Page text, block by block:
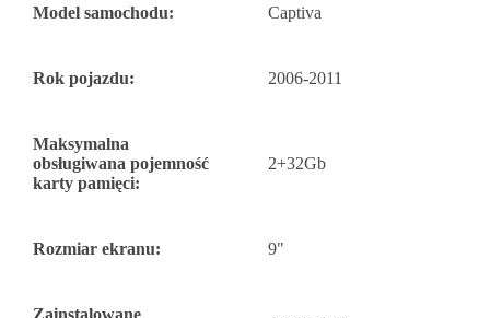
Model samochodu: Captiva
Rok pojazdu: 2006-2011
Maksymalna
obsługiwana pojemność
karty pamięci:
2+32Gb
Rozmiar ekranu: 9"